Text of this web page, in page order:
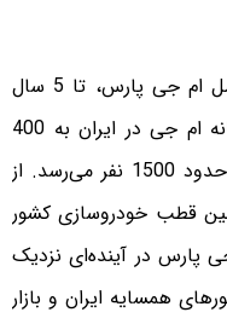
طبق گفته‌های آقای لی یانگ، مدیرعامل ام جی پارس، تا 5 سال
آینده مجموع سرمایه‌گذاری برای کارخانه ام جی در ایران به 400
میلیون دلار و تعداد پرسنل آن نیز به حدود 1500 نفر می‌رسد. از
قطب خودروسازی کشور
در آینده‌ای نزدیک
همسایه ایران و بازار